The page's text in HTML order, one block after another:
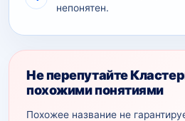
непонятен.
Не перепутайте
похожими понятиями
Похожее название не